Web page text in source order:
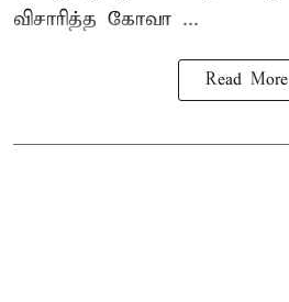
விசாரித்த கோவா ...
Read More